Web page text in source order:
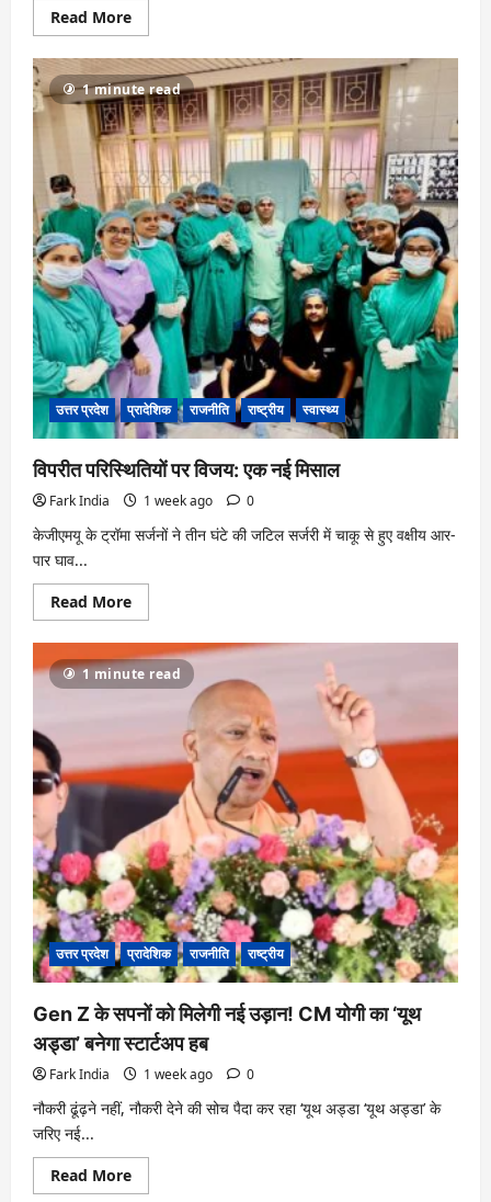
Read MoreRead
more
CPR
से
बच
सकती
है
जिंदगी!
लखनऊ
में
BLS
जागरूकता
अभियान
को
मिली
नई
दिशा
1 minute read
उत्तर प्रदेश प्रादेशिक राजनीति राष्ट्रीय स्वास्थ्य
विपरीत परिस्थितियों पर विजय: एक नई मिसाल
Fark India 1 week ago 0
केजीएमयू के ट्रॉमा सर्जनों ने तीन घंटे की जटिल सर्जरी में चाकू से हुए वक्षीय आर-
पार घाव...
Read MoreRead
more
विपरीत
परिस्थितियों
पर
विजय:
1 minute read
उत्तर प्रदेश प्रादेशिक राजनीति राष्ट्रीय
Gen Z के सपनों को मिलेगी नई उड़ान! CM योगी का ‘यूथ
अड्डा’ बनेगा स्टार्टअप हब
Fark India 1 week ago 0
नौकरी ढूंढ़ने नहीं, नौकरी देने की सोच पैदा कर रहा ‘यूथ अड्डा ‘यूथ अड्डा’ के
जरिए नई...
Read MoreRead
more